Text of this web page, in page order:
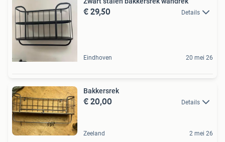
€ 29,50 Details
Eindhoven 20 mei 26
Bakkersrek
€ 20,00 Details
Zeeland 2 mei 26